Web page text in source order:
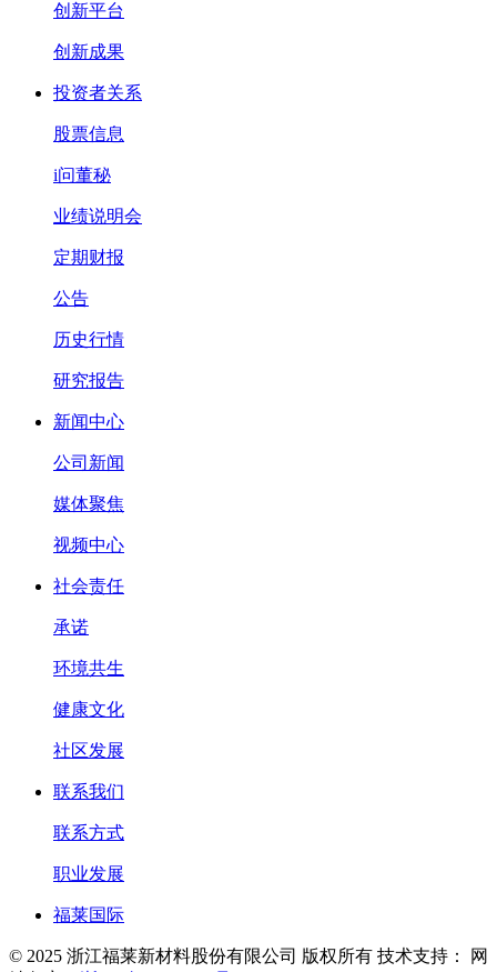
创新平台
创新成果
投资者关系
股票信息
i问董秘
业绩说明会
定期财报
公告
历史行情
研究报告
新闻中心
公司新闻
媒体聚焦
视频中心
社会责任
承诺
环境共生
健康文化
社区发展
联系我们
联系方式
职业发展
福莱国际
© 2025 浙江福莱新材料股份有限公司 版权所有 技术支持：
网